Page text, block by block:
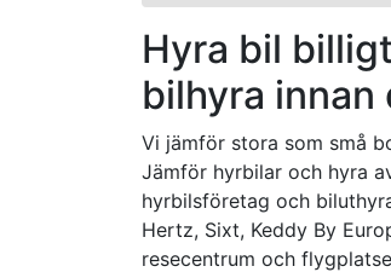
Hyra bil
bilhyra innan
Vi jämför stora som små
Jämför hyrbilar och hyra
hyrbilsföretag och
Hertz, Sixt, Keddy By
resecentrum och